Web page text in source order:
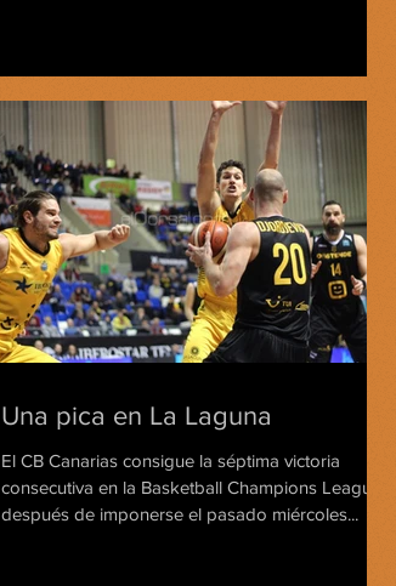
Una pica en La Laguna
El CB Canarias consigue la séptima victoria
consecutiva en la Basketball Champions League
después de imponerse el pasado miércoles...